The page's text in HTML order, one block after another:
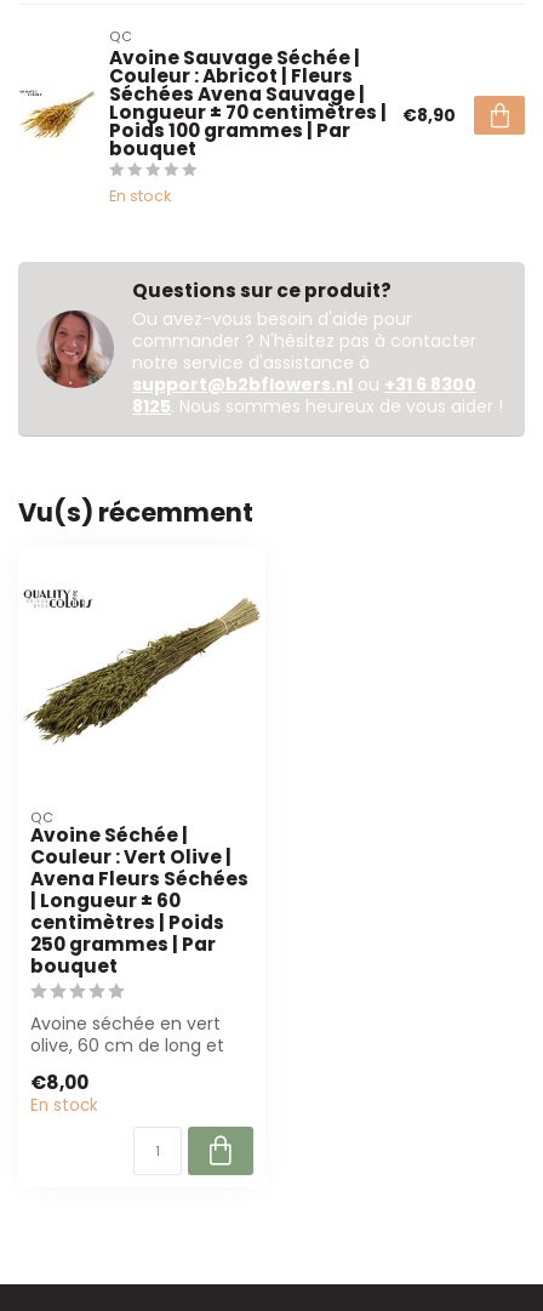
QC
Avoine Sauvage Séchée |
Couleur : Abricot | Fleurs
Séchées Avena Sauvage |
Longueur ± 70 centimètres |
Poids 100 grammes | Par
bouquet
En stock
€8,90
Questions sur ce produit?
Ou avez-vous besoin d'aide pour
commander ? N'hésitez pas à contacter
notre service d'assistance à
support@b2bflowers.nl ou +31 6 8300
8125. Nous sommes heureux de vous aider !
Vu(s) récemment
QC
Avoine Séchée |
Couleur : Vert Olive |
Avena Fleurs Séchées
| Longueur ± 60
centimètres | Poids
250 grammes | Par
bouquet
Avoine séchée en vert
olive, 60 cm de long et
pour le...
€8,00
En stock